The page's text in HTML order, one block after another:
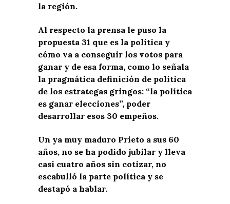
la región.
Al respecto la prensa le puso la
propuesta 31 que es la política y
cómo va a conseguir los votos para
ganar y de esa forma, como lo señala
la pragmática definición de política
de los estrategas gringos: “la política
es ganar elecciones”, poder
desarrollar esos 30 empeños.
Un ya muy maduro Prieto a sus 60
años, no se ha podido jubilar y lleva
casi cuatro años sin cotizar, no
escabulló la parte política y se
destapó a hablar.